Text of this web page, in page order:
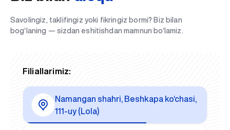
Savolingiz, taklifingiz yoki fikringiz bormi? Biz bilan
bog‘laning — sizdan eshitishdan mamnun bo‘lamiz.
Filiallarimiz:
Namangan shahri, Beshkapa ko‘chasi,
111-uy (Lola)